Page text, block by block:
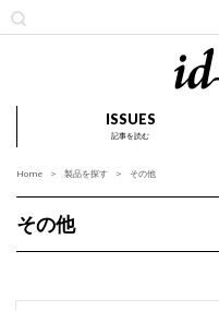
ISSUES
記事を読む
Home 製品を探す その他
その他